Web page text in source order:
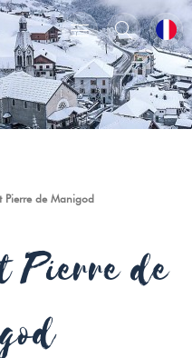
Pierre de Manigod
Pierre de